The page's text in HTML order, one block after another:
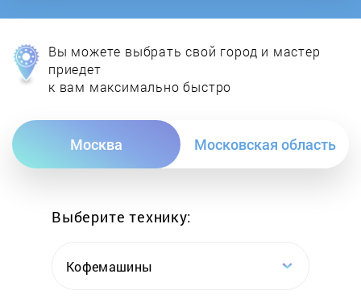
Ecoflam
Electrolux
Вы можете выбрать свой город и мастер
приедет
к вам максимально быстро
Москва Московская область
Выберите технику:
Кофемашины